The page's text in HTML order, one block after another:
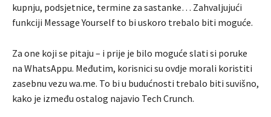
kupnju, podsjetnice, termine za sastanke… Zahvaljujući
funkciji Message Yourself to bi uskoro trebalo biti moguće.
Za one koji se pitaju – i prije je bilo moguće slati si poruke
na WhatsAppu. Međutim, korisnici su ovdje morali koristiti
zasebnu vezu wa.me. To bi u budućnosti trebalo biti suvišno,
kako je između ostalog najavio Tech Crunch.